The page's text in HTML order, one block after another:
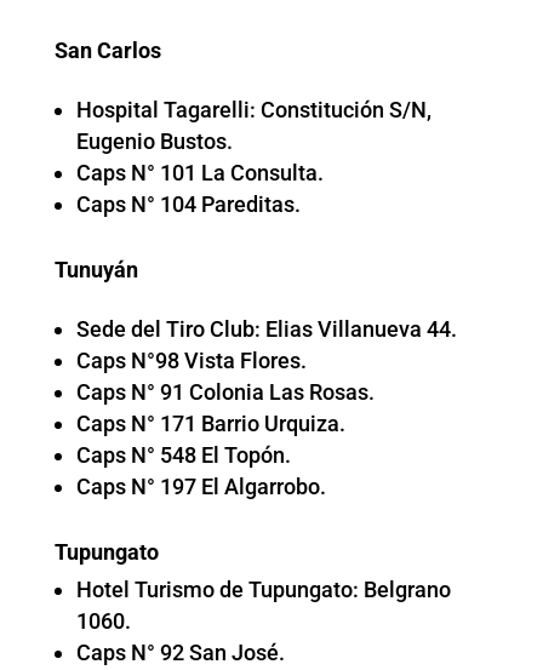
San Carlos
Hospital Tagarelli: Constitución S/N,
Eugenio Bustos.
Caps N° 101 La Consulta.
Caps N° 104 Pareditas.
Tunuyán
Sede del Tiro Club: Elias Villanueva 44.
Caps N°98 Vista Flores.
Caps N° 91 Colonia Las Rosas.
Caps N° 171 Barrio Urquiza.
Caps N° 548 El Topón.
Caps N° 197 El Algarrobo.
Tupungato
Hotel Turismo de Tupungato: Belgrano
1060.
Caps N° 92 San José.